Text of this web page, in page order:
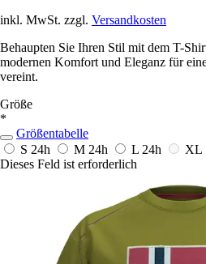
inkl. MwSt. zzgl. Versandkosten
Behaupten Sie Ihren Stil mit dem T-
modernen Komfort und Eleganz für
vereint.
Größe
*
Größentabelle
S 24h M 24h L 24h
XL
Dieses Feld ist erforderlich